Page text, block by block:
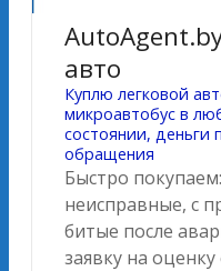
авто
Куплю легковой
микроавтобус в
состоянии, деньги
обращения
Быстро
неисправные, с
битые после
заявку на